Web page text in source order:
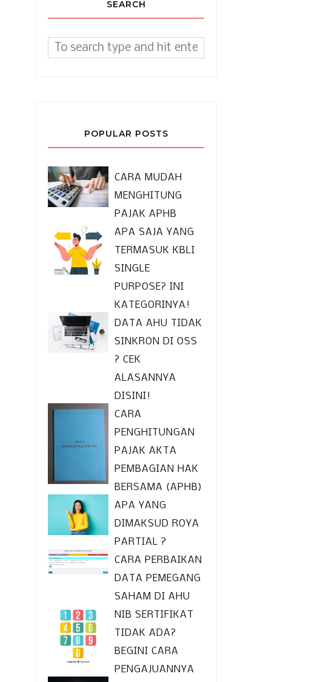
SEARCH
POPULAR POSTS
CARA MUDAH
MENGHITUNG
PAJAK APHB
APA SAJA YANG
TERMASUK KBLI
SINGLE
PURPOSE? INI
KATEGORINYA!
DATA AHU TIDAK
SINKRON DI OSS
? CEK
ALASANNYA
DISINI!
CARA
PENGHITUNGAN
PAJAK AKTA
PEMBAGIAN HAK
BERSAMA (APHB)
APA YANG
DIMAKSUD ROYA
PARTIAL ?
CARA PERBAIKAN
DATA PEMEGANG
SAHAM DI AHU
NIB SERTIFIKAT
TIDAK ADA?
BEGINI CARA
PENGAJUANNYA